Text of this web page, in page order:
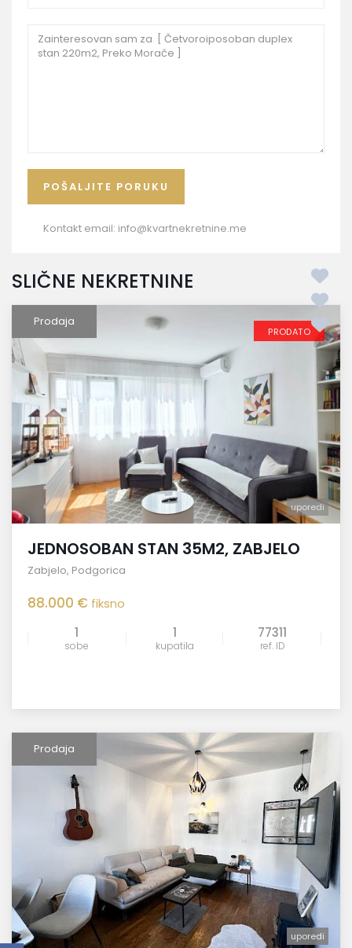
Kontakt email: info@kvartnekretnine.me
SLIČNE NEKRETNINE
Prodaja
uporedi
PRODATO
JEDNOSOBAN STAN 35M2, ZABJELO
Zabjelo, Podgorica
88.000 € fiksno
1
sobe
1
kupatila
77311
ref. ID
Prodaja
uporedi